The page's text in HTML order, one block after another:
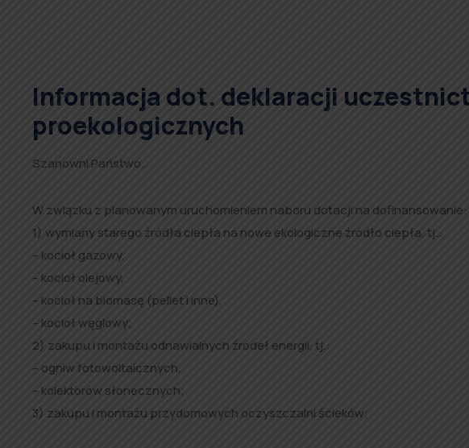
Informacja dot. deklaracji
proekologicznych
Szanowni Państwo.
W związku z planowanym uruchomieniem naboru dotacji na dofinansowanie:
1) wymiany starego źródła ciepła na nowe ekologiczne źródło ciepła, tj.:
– kocioł gazowy,
– kocioł olejowy,
– kocioł na biomasę (pellet i inne),
– kocioł węglowy;
2) zakupu i montażu odnawialnych źródeł energii, tj.:
– ogniw fotowoltaicznych,
– kolektorów słonecznych;
3) zakupu i montażu przydomowych oczyszczalni ścieków;